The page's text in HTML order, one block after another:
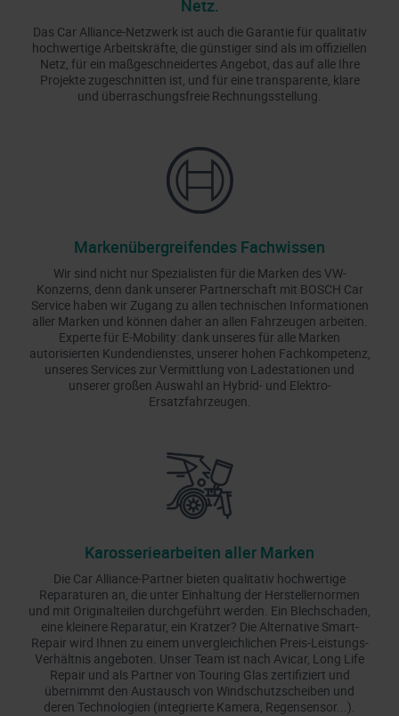
Netz.
Das Car Alliance-Netzwerk ist auch die Garantie für qualitativ
hochwertige Arbeitskräfte, die günstiger sind als im offiziellen
Netz, für ein maßgeschneidertes Angebot, das auf alle Ihre
Projekte zugeschnitten ist, und für eine transparente, klare
und überraschungsfreie Rechnungsstellung.
Markenübergreifendes Fachwissen
Wir sind nicht nur Spezialisten für die Marken des VW-
Konzerns, denn dank unserer Partnerschaft mit BOSCH Car
Service haben wir Zugang zu allen technischen Informationen
aller Marken und können daher an allen Fahrzeugen arbeiten.
Experte für E-Mobility: dank unseres für alle Marken
autorisierten Kundendienstes, unserer hohen Fachkompetenz,
unseres Services zur Vermittlung von Ladestationen und
unserer großen Auswahl an Hybrid- und Elektro-
Ersatzfahrzeugen.
Karosseriearbeiten aller Marken
Die Car Alliance-Partner bieten qualitativ hochwertige
Reparaturen an, die unter Einhaltung der Herstellernormen
und mit Originalteilen durchgeführt werden. Ein Blechschaden,
eine kleinere Reparatur, ein Kratzer? Die Alternative Smart-
Repair wird Ihnen zu einem unvergleichlichen Preis-Leistungs-
Verhältnis angeboten. Unser Team ist nach Avicar, Long Life
Repair und als Partner von Touring Glas zertifiziert und
übernimmt den Austausch von Windschutzscheiben und
deren Technologien (integrierte Kamera, Regensensor...).